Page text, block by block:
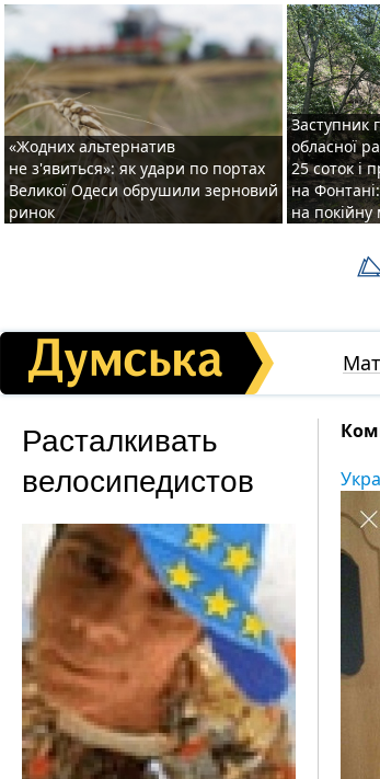
«Жодних альтернатив
не з'явиться»: як удари по портах
Великої Одеси обрушили зерновий
ринок
Заступник
обласної
25 соток і
на
на покійну
Расталкивать
велосипедистов